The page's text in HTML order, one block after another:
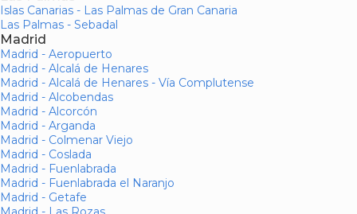
Islas Canarias - Las Palmas de Gran Canaria
Las Palmas - Sebadal
Madrid
Madrid - Aeropuerto
Madrid - Alcalá de Henares
Madrid - Alcalá de Henares - Vía Complutense
Madrid - Alcobendas
Madrid - Alcorcón
Madrid - Arganda
Madrid - Colmenar Viejo
Madrid - Coslada
Madrid - Fuenlabrada
Madrid - Fuenlabrada el Naranjo
Madrid - Getafe